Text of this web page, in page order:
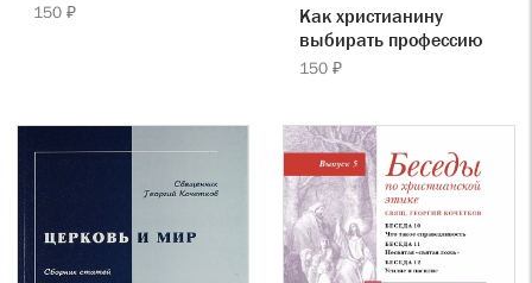
150 ₽
Как христианину
выбирать профессию
150 ₽